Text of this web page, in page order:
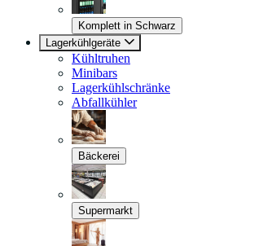
Komplett in Schwarz
Lagerkühlgeräte
Kühltruhen
Minibars
Lagerkühlschränke
Abfallkühler
Bäckerei
Supermarkt